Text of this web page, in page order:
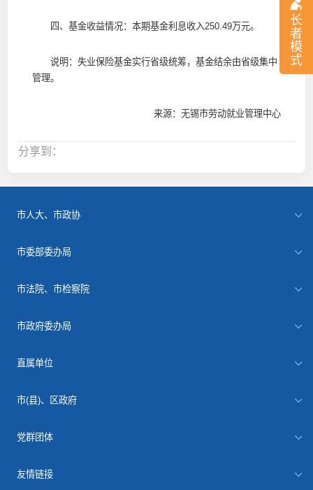
长
者
模
式
四、基金收益情况：本期基金利息收入250.49万元。
说明：失业保险基金实行省级统筹，基金结余由省级集中
管理。
来源：无锡市劳动就业管理中心
分享到：
市人大、市政协
市委部委办局
市法院、市检察院
市政府委办局
直属单位
市(县)、区政府
党群团体
友情链接